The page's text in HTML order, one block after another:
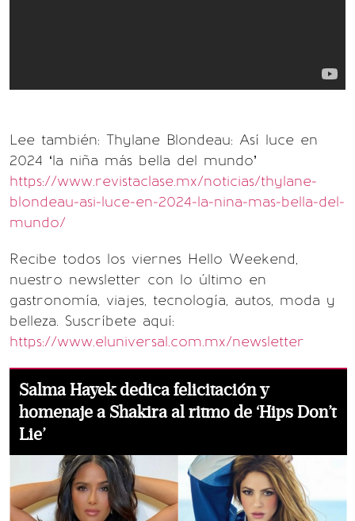
Lee también: Thylane Blondeau: Así luce en
2024 ‘la niña más bella del mundo’
https://www.revistaclase.mx/noticias/thylane-
blondeau-asi-luce-en-2024-la-nina-mas-bella-del-
mundo/
Recibe todos los viernes Hello Weekend,
nuestro newsletter con lo último en
gastronomía, viajes, tecnología, autos, moda y
belleza. Suscríbete aquí:
https://www.eluniversal.com.mx/newsletter
Salma Hayek dedica felicitación y
homenaje a Shakira al ritmo de ‘Hips Don’t
Lie’